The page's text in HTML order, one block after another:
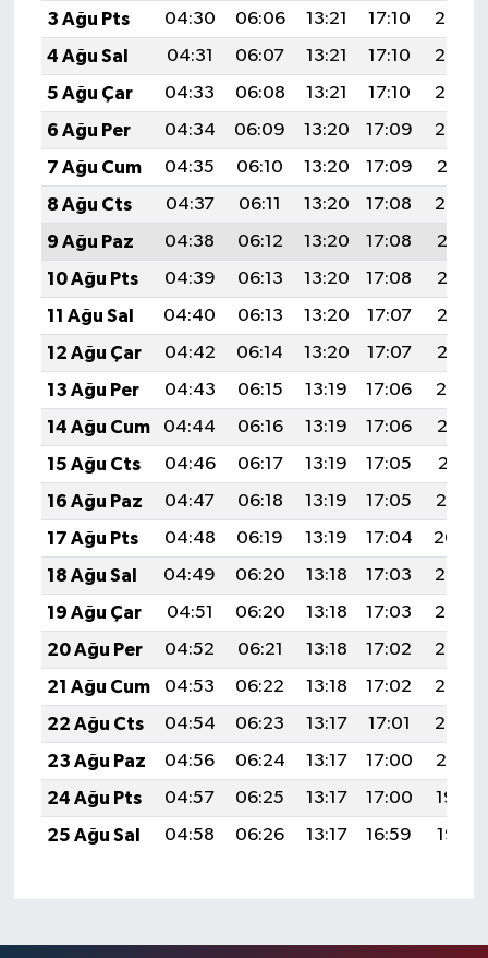
3 Ağu Pts 04:30 06:06 13:21 17:10
20:25
4 Ağu Sal
04:31 06:07 13:21 17:10
20:24
5 Ağu Çar
04:33 06:08 13:21 17:10
20:23
6 Ağu Per
04:34 06:09 13:20 17:09
20:22
7 Ağu Cum
04:35 06:10 13:20 17:09
20:21
8 Ağu Cts
04:37 06:11 13:20 17:08
20:20
9 Ağu Paz
04:38 06:12 13:20 17:08
20:18
10 Ağu Pts
04:39 06:13 13:20 17:08
20:17
11 Ağu Sal
04:40 06:13 13:20 17:07
20:16
12 Ağu Çar
04:42 06:14 13:20 17:07
20:15
13 Ağu Per
04:43 06:15 13:19 17:06
20:14
14 Ağu Cum
04:44 06:16 13:19 17:06
20:12
15 Ağu Cts
04:46 06:17 13:19 17:05
20:11
16 Ağu Paz
04:47 06:18 13:19 17:05
20:10
17 Ağu Pts
04:48 06:19 13:19 17:04
20:09
18 Ağu Sal
04:49 06:20 13:18 17:03
20:07
19 Ağu Çar
04:51 06:20 13:18 17:03
20:06
20 Ağu Per
04:52 06:21 13:18 17:02
20:05
21 Ağu Cum
04:53 06:22 13:18 17:02
20:03
22 Ağu Cts
04:54 06:23 13:17 17:01
20:02
23 Ağu Paz
04:56 06:24 13:17 17:00
20:01
24 Ağu Pts
04:57 06:25 13:17 17:00
19:59
25 Ağu Sal
04:58 06:26 13:17 16:59 19:58